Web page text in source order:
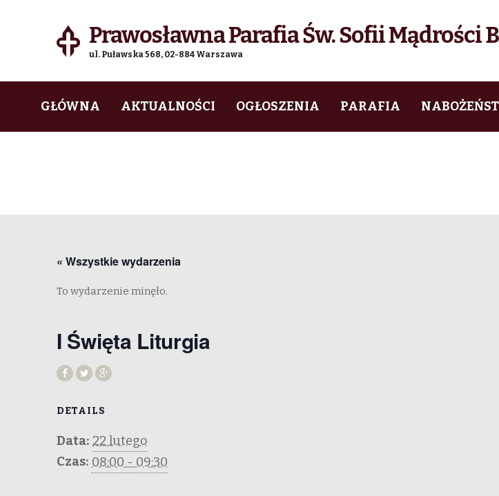
Prawosławna Parafia Św. Sofii Mądrości
ul. Puławska 568, 02-884 Warszawa
to
to
GŁÓWNA AKTUALNOŚCI OGŁOSZENIA PARAFIA
« Wszystkie wydarzenia
To wydarzenie minęło.
I Święta Liturgia
DETAILS
Data: 22 lutego
Czas: 08:00 - 09:30